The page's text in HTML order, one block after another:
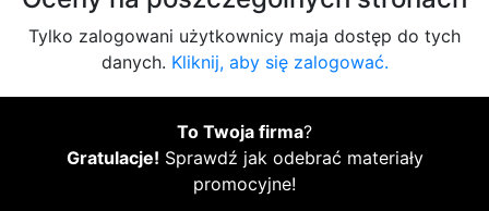
Tylko zalogowani użytkownicy maja dostęp do tych
danych. Kliknij, aby się zalogować.
To Twoja firma?
Gratulacje! Sprawdź jak odebrać materiały
promocyjne!